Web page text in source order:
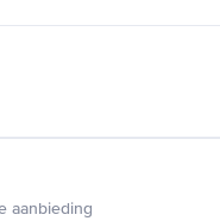
aanbieding